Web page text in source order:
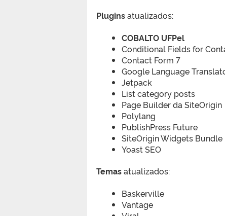
Pluginsatualizados:
COBALTO UFPel
Conditional Fields for
Contact Form 7
Google Language
Jetpack
List category posts
Page Builder da SiteOrigin
Polylang
PublishPress Future
SiteOrigin Widgets Bundle
Yoast SEO
Temasatualizados:
Baskerville
Vantage